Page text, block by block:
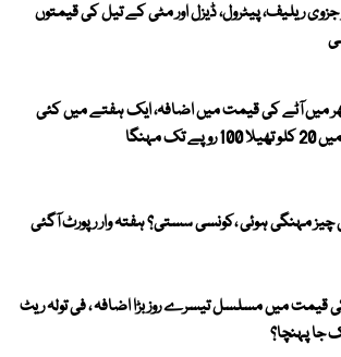
جزوی ریلیف، پیٹرول، ڈیزل اور مٹی کے تیل کی قیمتوں
میں آٹے کی قیمت میں اضافہ، ایک ہفتے میں کئی
تک مہنگا
مہنگی ہوئی ،کونسی سستی؟ ہفتہ وار رپورٹ آگئی
قیمت میں مسلسل تیسرے روز بڑا اضافہ ، فی تولہ ریٹ
جا پہنچا؟